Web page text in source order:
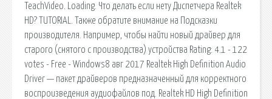
TeachVideo. Loading. Что делать если нету Диспетчера Realtek
HD? TUTORIAL. Также обратите внимание на Подсказки
производителя. Например, чтобы найти новый драйвер для
старого (снятого с производства) устройства Rating: 4.1 - 122
votes - Free - Windows8 авг 2017 Realtek High Definition Audio
Driver — пакет драйверов предназначенный для корректного
воспроизведения аудиофайлов под. Realtek HD High Definition